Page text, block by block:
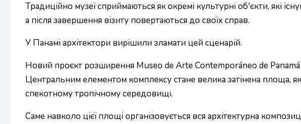
Традиційно музеї сприймаються як окремі культурні об'єкти, які
а після завершення візиту повертаються до своїх справ.
У Панамі архітектори вирішили зламати цей сценарій.
Новий проєкт розширення Museo de Arte Contemporáneo de Panamá
Центральним елементом комплексу стане велика затінена площа,
спекотному тропічному середовищі.
Саме навколо цієї площі організовується вся архітектурна